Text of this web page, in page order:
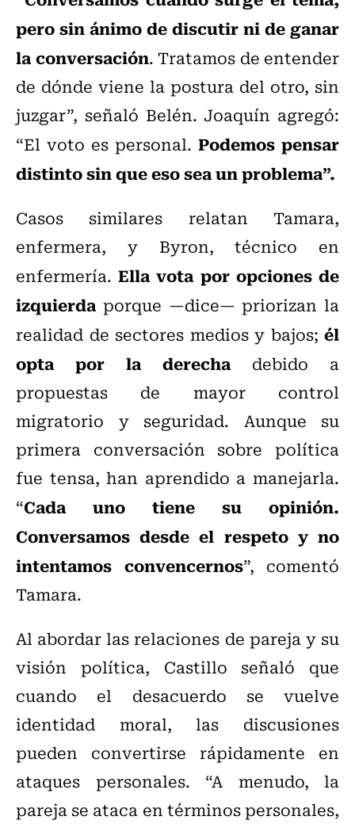
pero sin ánimo de discutir ni de ganar
la conversación. Tratamos de entender
de dónde viene la postura del otro, sin
juzgar”, señaló Belén. Joaquín agregó:
“El voto es personal. Podemos pensar
distinto sin que eso sea un problema”.
Casos similares relatan Tamara,
enfermera, y Byron, técnico en
enfermería. Ella vota por opciones de
izquierda porque —dice— priorizan la
realidad de sectores medios y bajos; él
opta por la derecha debido a
propuestas de mayor control
migratorio y seguridad. Aunque su
primera conversación sobre política
fue tensa, han aprendido a manejarla.
“Cada uno tiene su opinión.
Conversamos desde el respeto y no
intentamos convencernos”, comentó
Tamara.
Al abordar las relaciones de pareja y su
visión política, Castillo señaló que
cuando el desacuerdo se vuelve
identidad moral, las discusiones
pueden convertirse rápidamente en
ataques personales. “A menudo, la
pareja se ataca en términos personales,